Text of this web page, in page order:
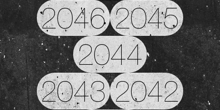
2046 2045
2044
2043 2042